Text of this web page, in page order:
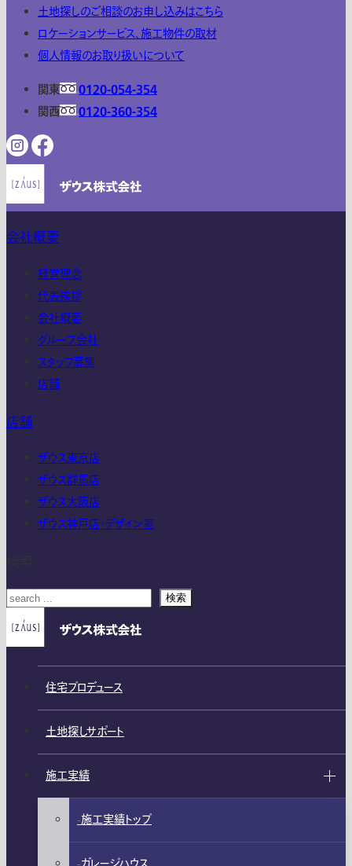
土地探しのご相談のお申し込みはこちら
ロケーションサービス、施工物件の取材
個人情報のお取り扱いについて
関東
0120-054-354
関西
0120-360-354
会社概要
経営理念
代表挨拶
会社概要
グループ会社
スタッフ募集
店舗
店舗
ザウス東京店
ザウス群馬店
ザウス大阪店
ザウス神戸店・デザイン室
検索
住宅プロデュース
土地探しサポート
施工実績
施工実績トップ